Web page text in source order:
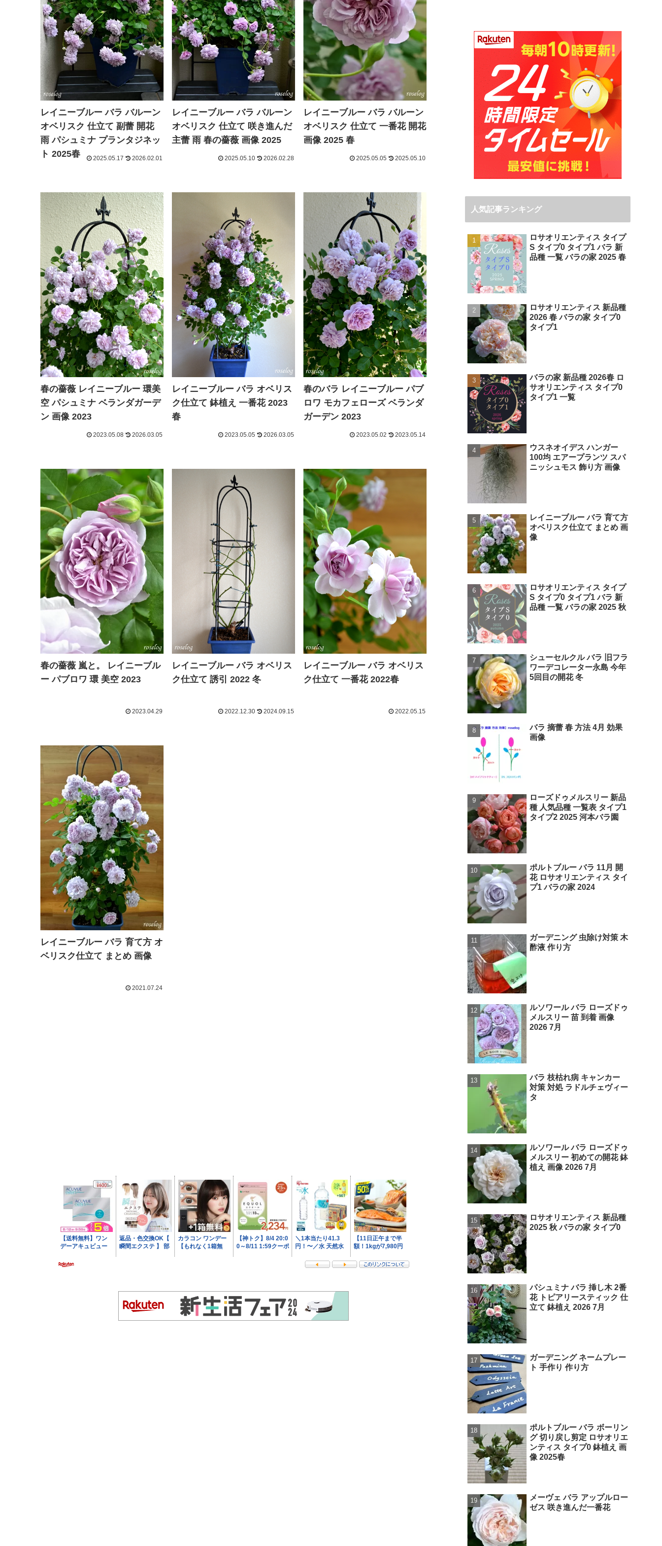
レイニーブルー バラ バルーン
オベリスク 仕立て 副蕾 開花
雨 パシュミナ プランタジネッ
ト 2025春
2025.05.17 2026.02.01
レイニーブルー バラ バルーン
オベリスク 仕立て 咲き進んだ
主蕾 雨 春の薔薇 画像 2025
2025.05.10 2026.02.28
レイニーブルー バラ バルーン
オベリスク 仕立て 一番花 開花
画像 2025 春
2025.05.05 2025.05.10
春の薔薇 レイニーブルー 環美
空 パシュミナ ベランダガーデ
ン 画像 2023
2023.05.08 2026.03.05
レイニーブルー バラ オベリス
ク仕立て 鉢植え 一番花 2023
春
2023.05.05 2026.03.05
春のバラ レイニーブルー パブ
ロワ モカフェローズ ベランダ
ガーデン 2023
2023.05.02 2023.05.14
春の薔薇 嵐と。 レイニーブル
ー パブロワ 環 美空 2023
2023.04.29
レイニーブルー バラ オベリス
ク仕立て 誘引 2022 冬
2022.12.30 2024.09.15
レイニーブルー バラ オベリス
ク仕立て 一番花 2022春
2022.05.15
レイニーブルー バラ 育て方 オ
ベリスク仕立て まとめ 画像
2021.07.24
人気記事ランキング
ロサオリエンティス タイプ
S タイプ0 タイプ1 バラ 新
品種 一覧 バラの家 2025 春
ロサオリエンティス 新品種
2026 春 バラの家 タイプ0
タイプ1
バラの家 新品種 2026春 ロ
サオリエンティス タイプ0
タイプ1 一覧
ウスネオイデス ハンガー
100均 エアープランツ スパ
ニッシュモス 飾り方 画像
レイニーブルー バラ 育て方
オベリスク仕立て まとめ 画
像
ロサオリエンティス タイプ
S タイプ0 タイプ1 バラ 新
品種 一覧 バラの家 2025 秋
シューセルクル バラ 旧フラ
ワーデコレーター永島 今年
5回目の開花 冬
バラ 摘蕾 春 方法 4月 効果
画像
ローズドゥメルスリー 新品
種 人気品種 一覧表 タイプ1
タイプ2 2025 河本バラ園
ポルトブルー バラ 11月 開
花 ロサオリエンティス タイ
プ1 バラの家 2024
ガーデニング 虫除け対策 木
酢液 作り方
ルソワール バラ ローズドゥ
メルスリー 苗 到着 画像
2026 7月
バラ 枝枯れ病 キャンカー
対策 対処 ラドルチェヴィー
タ
ルソワール バラ ローズドゥ
メルスリー 初めての開花 鉢
植え 画像 2026 7月
ロサオリエンティス 新品種
2025 秋 バラの家 タイプ0
パシュミナ バラ 挿し木 2番
花 トピアリースティック 仕
立て 鉢植え 2026 7月
ガーデニング ネームプレー
ト 手作り 作り方
ポルトブルー バラ ボーリン
グ 切り戻し剪定 ロサオリエ
ンティス タイプ0 鉢植え 画
像 2025春
メーヴェ バラ アップルロー
ゼス 咲き進んだ一番花